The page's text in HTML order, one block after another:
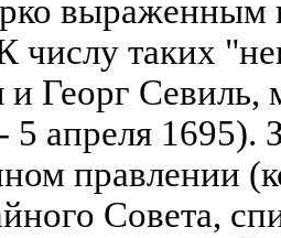
выраженным
числу таких
Георг Севиль,
5 апреля 1695).
правлении
Совета,